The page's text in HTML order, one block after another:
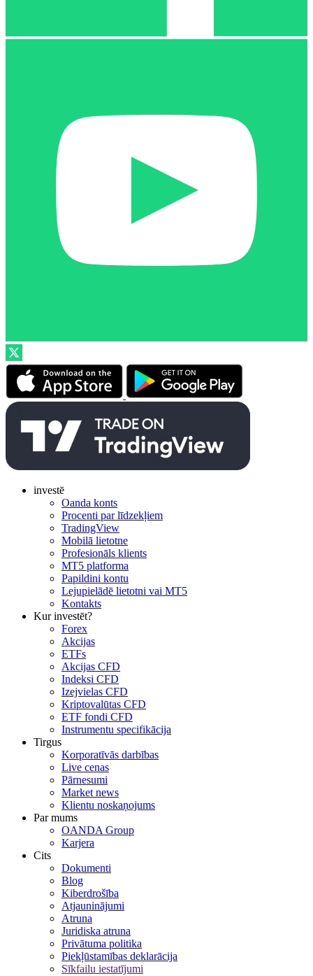
investē
Oanda konts
Procenti par līdzekļiem
TradingView
Mobilā lietotne
Profesionāls klients
MT5 platforma
Papildini kontu
Lejupielādē lietotni vai MT5
Kontakts
Kur investēt?
Forex
Akcijas
ETFs
Akcijas CFD
Indeksi CFD
Izejvielas CFD
Kriptovalūtas CFD
ETF fondi CFD
Instrumentu specifikācija
Tirgus
Korporatīvās darbības
Live cenas
Pārnesumi
Market news
Klientu noskaņojums
Par mums
OANDA Group
Karjera
Cits
Dokumenti
Blog
Kiberdrošība
Atjauninājumi
Atruna
Juridiska atruna
Privātuma politika
Piekļūstamības deklarācija
Sīkfailu iestatījumi